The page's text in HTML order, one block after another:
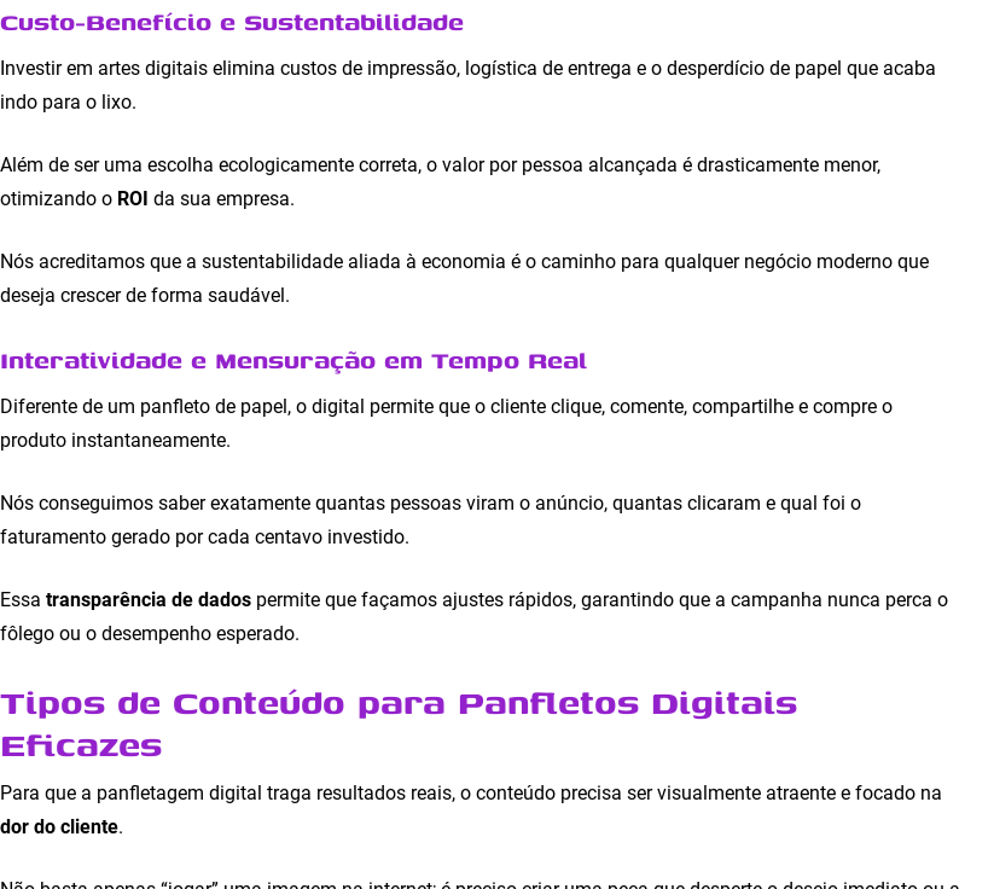
Custo-Benefício e Sustentabilidade
Investir em artes digitais elimina custos de impressão, logística de entrega e o desperdício de papel que acaba
indo para o lixo.
Além de ser uma escolha ecologicamente correta, o valor por pessoa alcançada é drasticamente menor,
otimizando o ROI da sua empresa.
Nós acreditamos que a sustentabilidade aliada à economia é o caminho para qualquer negócio moderno que
deseja crescer de forma saudável.
Interatividade e Mensuração em Tempo Real
Diferente de um panfleto de papel, o digital permite que o cliente clique, comente, compartilhe e compre o
produto instantaneamente.
Nós conseguimos saber exatamente quantas pessoas viram o anúncio, quantas clicaram e qual foi o
faturamento gerado por cada centavo investido.
Essa transparência de dados permite que façamos ajustes rápidos, garantindo que a campanha nunca perca o
fôlego ou o desempenho esperado.
Tipos de Conteúdo para Panfletos Digitais
Eficazes
Para que a panfletagem digital traga resultados reais, o conteúdo precisa ser visualmente atraente e focado na
dor do cliente.